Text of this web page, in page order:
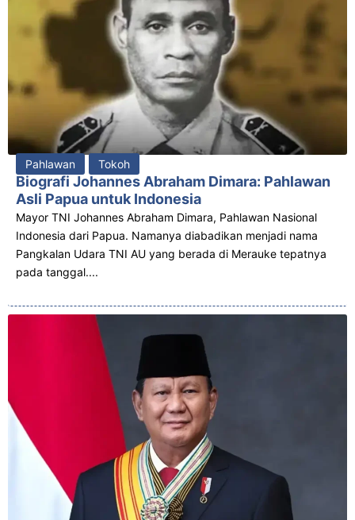
Pahlawan Tokoh
Biografi Johannes Abraham Dimara: Pahlawan
Asli Papua untuk Indonesia
Mayor TNI Johannes Abraham Dimara, Pahlawan Nasional
Indonesia dari Papua. Namanya diabadikan menjadi nama
Pangkalan Udara TNI AU yang berada di Merauke tepatnya
pada tanggal....